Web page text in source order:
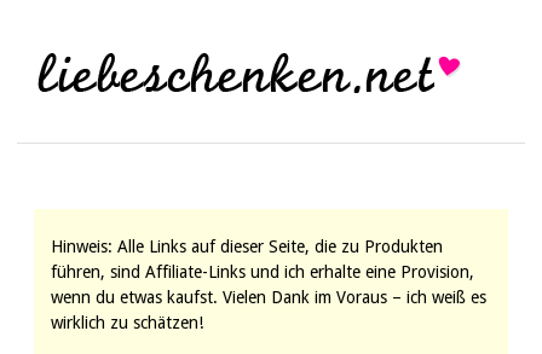
Hinweis: Alle Links auf dieser Seite, die zu Produkten
führen, sind Affiliate-Links und ich erhalte eine Provision,
wenn du etwas kaufst. Vielen Dank im Voraus – ich weiß es
wirklich zu schätzen!